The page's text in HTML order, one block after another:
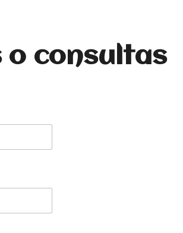
o consultas